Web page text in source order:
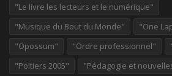
"Le livre les lecteurs et le numérique"
"Musique du Bout du Monde"
"One
"Opossum"
"Ordre professionnel"
"Poitiers 2005"
"Pédagogie et